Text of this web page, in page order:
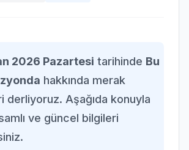
2026 Pazartesi tarihinde Bu
hakkında merak
derliyoruz. Aşağıda konuyla
ve güncel bilgileri